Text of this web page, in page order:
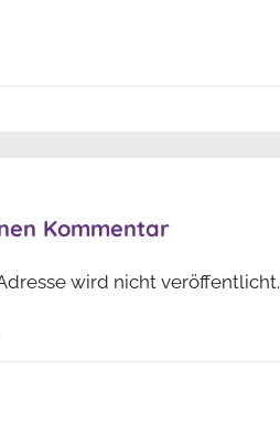
Kommentar
wird nicht veröffentlicht.